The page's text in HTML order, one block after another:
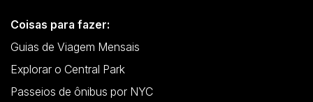
Coisas para fazer:
Guias de Viagem Mensais
Explorar o Central Park
Passeios de ônibus por NYC